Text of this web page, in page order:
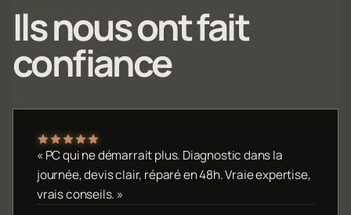
Ils nous ont fait
confiance
« PC qui ne démarrait plus. Diagnostic dans la
journée, devis clair, réparé en 48h. Vraie expertise,
vrais conseils. »